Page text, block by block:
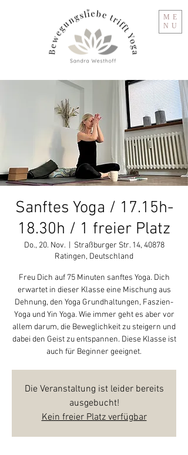
ME
NU
Sanftes Yoga / 17.15h-
18.30h / 1 freier Platz
Do., 20. Nov.
  |
Straßburger Str. 14, 40878
Ratingen, Deutschland
Freu Dich auf 75 Minuten sanftes Yoga. Dich
erwartet in dieser Klasse eine Mischung aus
Dehnung, den Yoga Grundhaltungen, Faszien-
Yoga und Yin Yoga. Wie immer geht es aber vor
allem darum, die Beweglichkeit zu steigern und
dabei den Geist zu entspannen. Diese Klasse ist
auch für Beginner geeignet.
Die Veranstaltung ist leider bereits
ausgebucht!
Kein freier Platz verfügbar